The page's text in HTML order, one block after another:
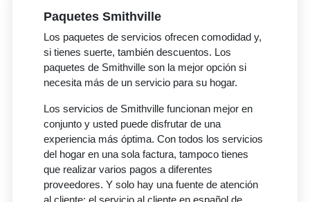
Paquetes Smithville
Los paquetes de servicios ofrecen comodidad y,
si tienes suerte, también descuentos. Los
paquetes de Smithville son la mejor opción si
necesita más de un servicio para su hogar.
Los servicios de Smithville funcionan mejor en
conjunto y usted puede disfrutar de una
experiencia más óptima. Con todos los servicios
del hogar en una sola factura, tampoco tienes
que realizar varios pagos a diferentes
proveedores. Y solo hay una fuente de atención
al cliente: el servicio al cliente en español de